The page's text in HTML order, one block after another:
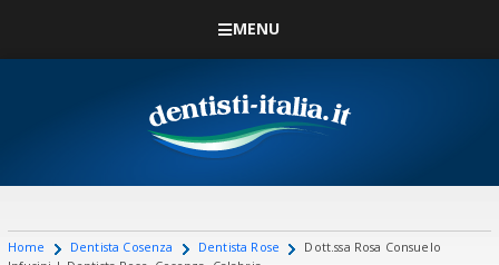
MENU
Home Dentista Cosenza Dentista Rose
Dott.ssa Rosa Consuelo